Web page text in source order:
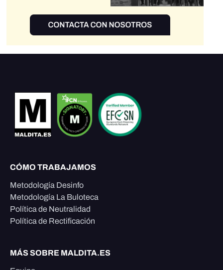
CÓMO TRABAJAMOS
Metodología Desinfo
Metodología La Buloteca
Política de Neutralidad
Política de Rectificación
MÁS SOBRE MALDITA.ES